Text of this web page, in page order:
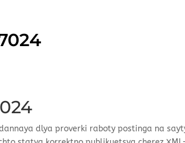
dlya proverki raboty postinga na